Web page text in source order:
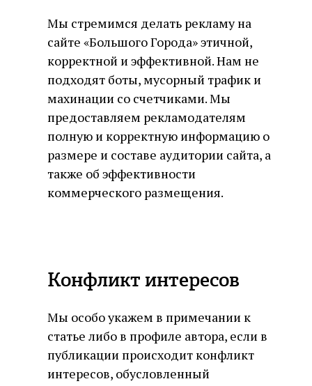
Мы стремимся делать рекламу на
сайте «Большого Города» этичной,
корректной и эффективной. Нам не
подходят боты, мусорный трафик и
махинации со счетчиками. Мы
предоставляем рекламодателям
полную и корректную информацию о
размере и составе аудитории сайта, а
также об эффективности
коммерческого размещения.
Конфликт интересов
Мы особо укажем в примечании к
статье либо в профиле автора, если в
публикации происходит конфликт
интересов, обусловленный